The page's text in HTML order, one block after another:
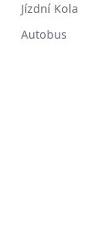
Jízdní Kola
Autobus